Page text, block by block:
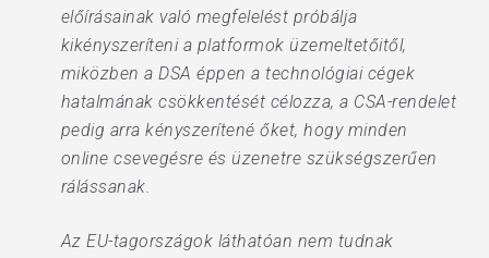
előírásainak való megfelelést próbálja
kikényszeríteni a platformok üzemeltetőitől,
miközben a DSA éppen a technológiai cégek
hatalmának csökkentését célozza, a CSA-rendelet
pedig arra kényszerítené őket, hogy minden
online csevegésre és üzenetre szükségszerűen
rálássanak.
Az EU-tagországok láthatóan nem tudnak